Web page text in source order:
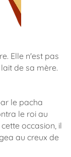
Elle n'est pas
de sa mère.
le pacha
le roi au
occasion, il
au creux de